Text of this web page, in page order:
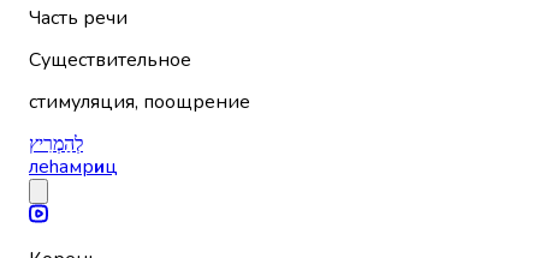
Часть речи
Существительное
стимуляция, поощрение
לְהַמְרִיץ
леhамриц